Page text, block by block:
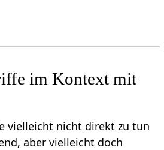
im Kontext mit
vielleicht nicht direkt zu tun
doch